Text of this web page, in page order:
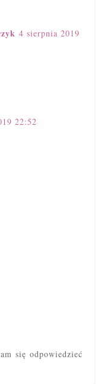
4 sierpnia 2019
22:52
się odpowiedzieć